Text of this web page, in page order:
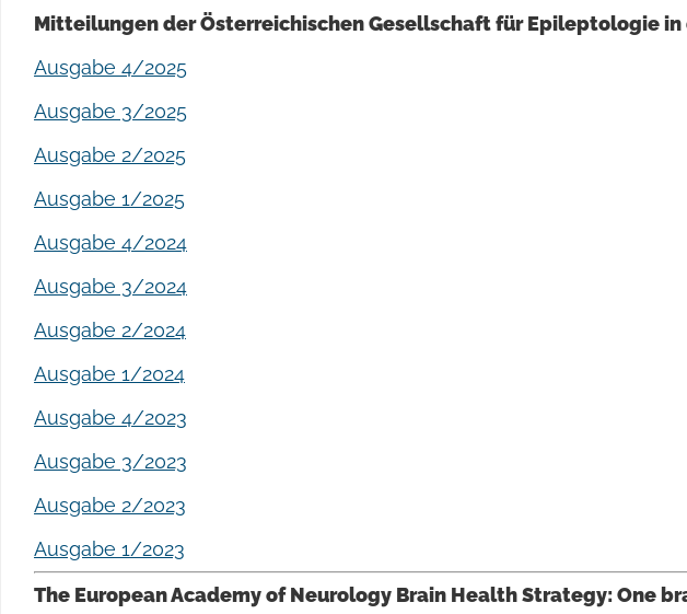
Mitteilungen der Österreichischen Gesellschaft für Epileptologie
Ausgabe 4/2025
Ausgabe 3/2025
Ausgabe 2/2025
Ausgabe 1/2025
Ausgabe 4/2024
Ausgabe 3/2024
Ausgabe 2/2024
Ausgabe 1/2024
Ausgabe 4/2023
Ausgabe 3/2023
Ausgabe 2/2023
Ausgabe 1/2023
The European Academy of Neurology Brain Health Strategy: One